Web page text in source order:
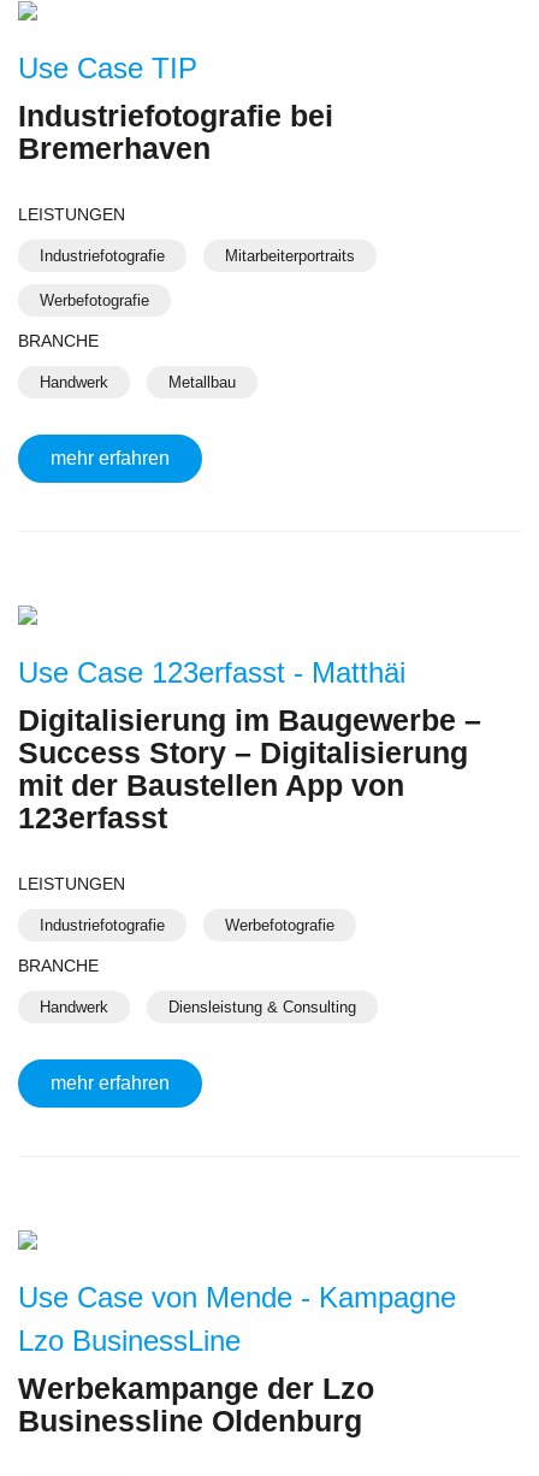
Use Case TIP
Industriefotografie bei
Bremerhaven
LEISTUNGEN
Industriefotografie Mitarbeiterportraits
Werbefotografie
BRANCHE
Handwerk Metallbau
mehr erfahren
Use Case 123erfasst - Matthäi
Digitalisierung im Baugewerbe –
Success Story – Digitalisierung
mit der Baustellen App von
123erfasst
LEISTUNGEN
Industriefotografie Werbefotografie
BRANCHE
Handwerk Diensleistung & Consulting
mehr erfahren
Use Case von Mende - Kampagne
Lzo BusinessLine
Werbekampange der Lzo
Businessline Oldenburg